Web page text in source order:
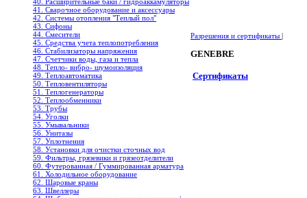
41. Сварочное оборудование и аксессуары
42. Системы отопления "Теплый пол"
43. Сифоны
44. Смесители
45. Средства учета теплопотребления
46. Стабилизаторы напряжения
47. Счетчики воды, газа и тепла
48. Тепло- вибро- шумоизоляция
49. Теплоавтоматика
50. Тепловентиляторы
51. Теплогенераторы
52. Теплообменники
53. Трубы
54. Уголки
55. Умывальники
56. Унитазы
57. Уплотнения
58. Установки для очистки сточных вод
59. Фильтры, грязевики и грязеотделители
60. Футерованная / Гуммированная арматура
61. Холодильное oборудование
62. Шаровые краны
63. Швеллеры
Разрешения и сертификаты |
GENEBRE
Сертификаты